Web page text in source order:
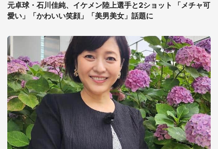
元卓球・石川佳純、イケメン陸上選手と2ショット 「メチャ可
愛い」「かわいい笑顔」「美男美女」話題に